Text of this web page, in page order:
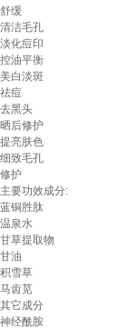
舒缓
清洁毛孔
淡化痘印
控油平衡
美白淡斑
祛痘
去黑头
晒后修护
提亮肤色
细致毛孔
修护
主要功效成分:
蓝铜胜肽
温泉水
甘草提取物
甘油
积雪草
马齿苋
其它成分
神经酰胺